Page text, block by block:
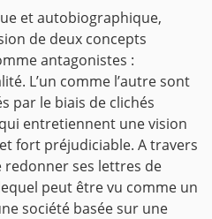
et autobiographique,
de deux concepts
antagonistes :
L’un comme l’autre sont
par le biais de clichés
entretiennent une vision
fort préjudiciable. A travers
redonner ses lettres de
peut être vu comme un
société basée sur une